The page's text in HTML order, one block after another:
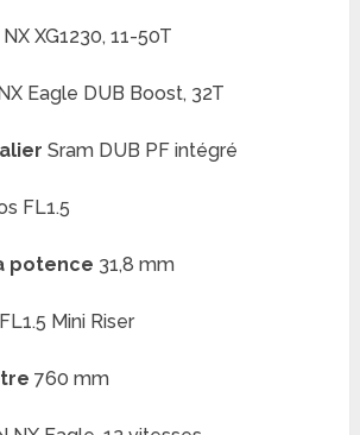
XG1230, 11-50T
Eagle DUB Boost, 32T
Sram DUB PF intégré
FL1.5
potence 31,8 mm
Mini Riser
760 mm